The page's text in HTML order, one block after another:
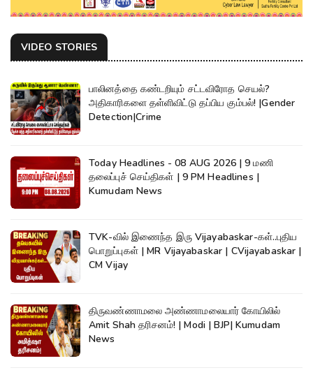
VIDEO STORIES
பாலினத்தை கண்டறியும் சட்டவிரோத செயல்?
அதிகாரிகளை தள்ளிவிட்டு தப்பிய கும்பல்! |Gender
Detection|Crime
Today Headlines - 08 AUG 2026 | 9 மணி
தலைப்புச் செய்திகள் | 9 PM Headlines |
Kumudam News
TVK-வில் இணைந்த இரு Vijayabaskar-கள்..புதிய
பொறுப்புகள் | MR Vijayabaskar | CVijayabaskar |
CM Vijay
திருவண்ணாமலை அண்ணாமலையார் கோயிலில்
Amit Shah தரிசனம்! | Modi | BJP| Kumudam
News